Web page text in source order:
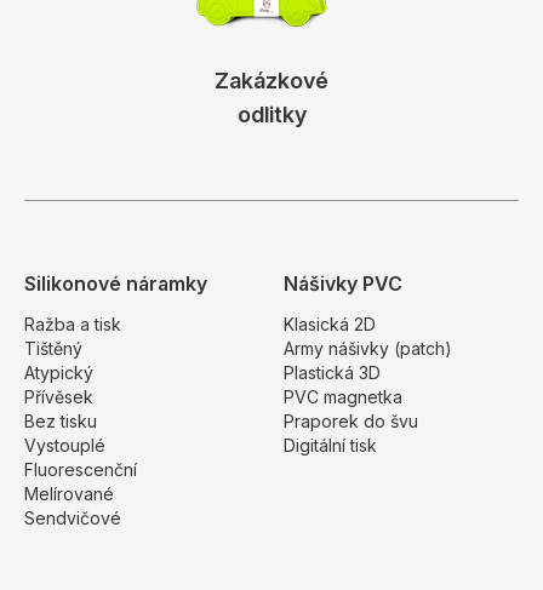
Zakázkové
odlitky
Silikonové náramky
Ražba a tisk
Tištěný
Atypický
Přívěsek
Bez tisku
Vystouplé
Fluorescenční
Melírované
Sendvičové
Nášivky PVC
Klasická 2D
Army nášivky (patch)
Plastická 3D
PVC magnetka
Praporek do švu
Digitální tisk